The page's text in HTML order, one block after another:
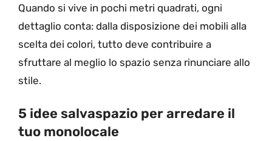
Quando si vive in pochi metri quadrati, ogni
dettaglio conta: dalla disposizione dei mobili alla
scelta dei colori, tutto deve contribuire a
sfruttare al meglio lo spazio senza rinunciare allo
stile.
5 idee salvaspazio per arredare il
tuo monolocale